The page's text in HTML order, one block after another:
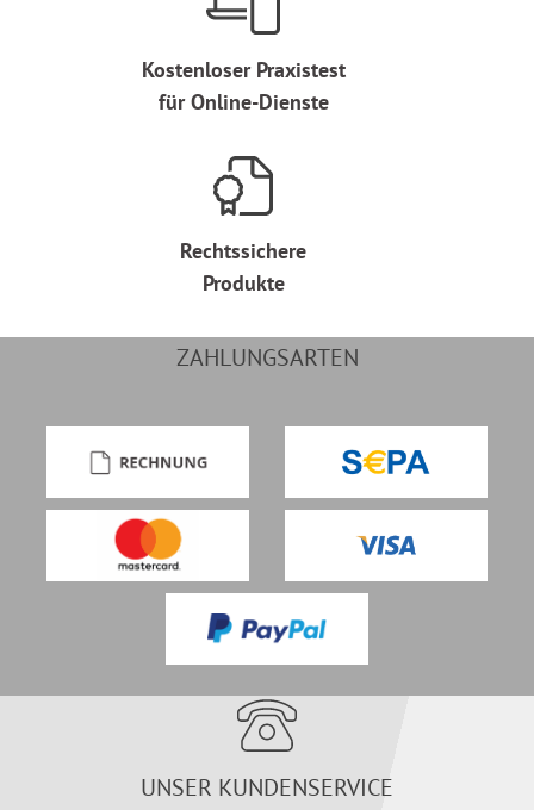
Kostenloser Praxistest
für Online-Dienste
Rechtssichere
Produkte
ZAHLUNGSARTEN
UNSER KUNDENSERVICE